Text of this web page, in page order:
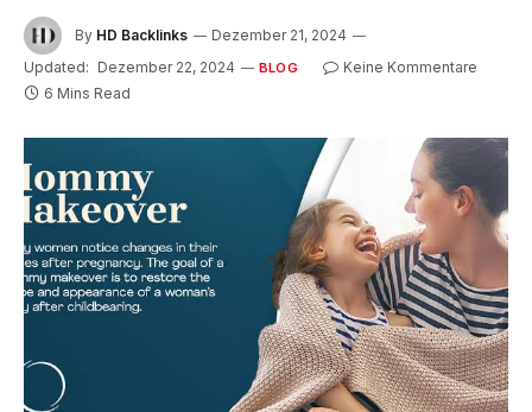
By HD Backlinks
Dezember 21, 2024
Updated: Dezember 22, 2024 BLOG
Keine Kommentare
6 Mins Read